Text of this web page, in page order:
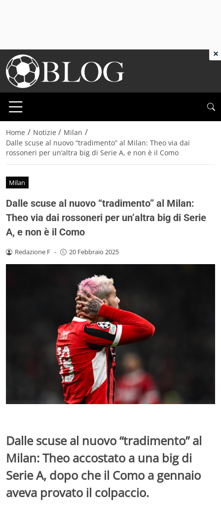
Home / Notizie / Milan /
Dalle scuse al nuovo “tradimento” al Milan: Theo via dai
rossoneri per un’altra big di Serie A, e non è il Como
Milan
Dalle scuse al nuovo “tradimento” al Milan:
Theo via dai rossoneri per un’altra big di Serie
A, e non è il Como
Redazione F - 20 Febbraio 2025
Dalle scuse al nuovo “tradimento” al
Milan: Theo accostato a una big di
Serie A, dopo che il Como a gennaio
aveva provato il colpaccio.
×